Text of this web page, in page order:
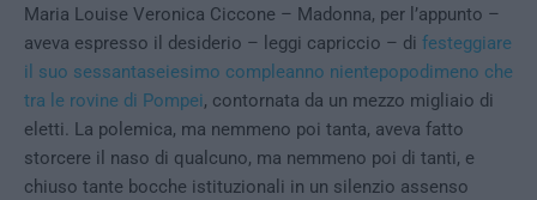
Maria Louise Veronica Ciccone – Madonna, per l’appunto –
aveva espresso il desiderio – leggi capriccio – di festeggiare
il suo sessantaseiesimo compleanno nientepopodimeno che
tra le rovine di Pompei, contornata da un mezzo migliaio di
eletti. La polemica, ma nemmeno poi tanta, aveva fatto
storcere il naso di qualcuno, ma nemmeno poi di tanti, e
chiuso tante bocche istituzionali in un silenzio assenso